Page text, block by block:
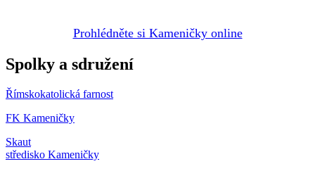
Prohlédněte si Kameničky online
Spolky a sdružení
Římskokatolická farnost
FK Kameničky
Skaut
středisko Kameničky